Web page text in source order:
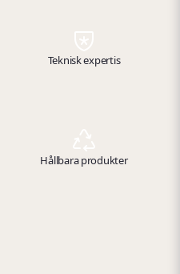
Teknisk expertis
Hållbara produkter